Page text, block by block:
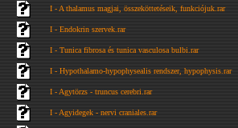
I - A thalamus magjai, összeköttetéseik, funkciójuk.rar
I - Endokrin szervek.rar
I - Tunica fibrosa és tunica vasculosa bulbi.rar
I - Hypothalamo-hypophysealis rendszer, hypophysis.rar
I - Agytörzs - truncus cerebri.rar
I - Agyidegek - nervi craniales.rar